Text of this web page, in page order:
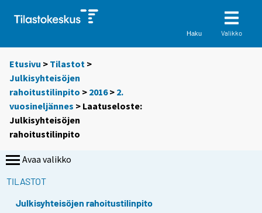
Haku Valikko
Etusivu > Tilastot >
Julkisyhteisöjen
rahoitustilinpito > 2016> 2.
vuosineljännes > Laatuseloste:
Julkisyhteisöjen
rahoitustilinpito
Avaa valikko
TILASTOT
Julkisyhteisöjen rahoitustilinpito